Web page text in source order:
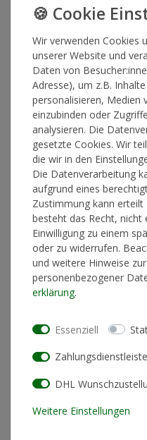
Daniel Lee Maxi
Shirt
Die Maxi Single CD zu
Artikelnummer13642
GRÖSSE
24,90 €*
Lieferzeit 2-4 Werktage
Produktinformationen
Wir verwenden Cookies
unserer Website und
Daten von
Adresse), um z.B.
personalisieren, Medien
einzubinden oder
analysieren. Die
gesetzte Cookies. Wir
die wir in den
Die Datenverarbeitung
aufgrund eines
Zustimmung kann erteilt
besteht das Recht, nicht
Einwilligung zu einem
oder zu widerrufen.
und weitere Hinweise
personenbezogener
erklärung.
Essenziell
DHL
Weitere Einstellungen